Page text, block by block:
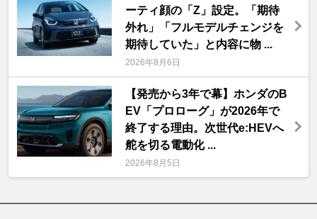
ーティ顔の「Z」設定。「期待
外れ」「フルモデルチェンジを
期待していた」と内容に物 ...
2026年8月6日
【発売から3年で幕】ホンダのB
EV「プロローグ」が2026年で
終了する理由。次世代e:HEVへ
舵を切る電動化 ...
2026年8月5日